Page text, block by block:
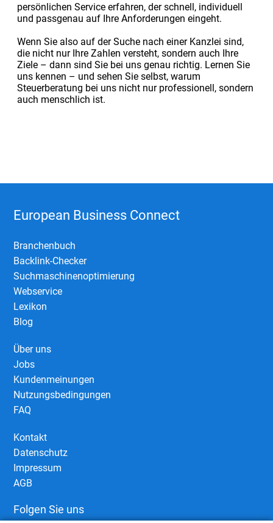
persönlichen Service erfahren, der schnell, individuell
und passgenau auf Ihre Anforderungen eingeht.
Wenn Sie also auf der Suche nach einer Kanzlei sind,
die nicht nur Ihre Zahlen versteht, sondern auch Ihre
Ziele – dann sind Sie bei uns genau richtig. Lernen Sie
uns kennen – und sehen Sie selbst, warum
Steuerberatung bei uns nicht nur professionell, sondern
auch menschlich ist.
European Business Connect
Branchenbuch
Backlink-Checker
Suchmaschinenoptimierung
Webservice
Lexikon
Blog
Über uns
Jobs
Kundenmeinungen
Nutzungsbedingungen
FAQ
Kontakt
Datenschutz
Impressum
AGB
Folgen Sie uns